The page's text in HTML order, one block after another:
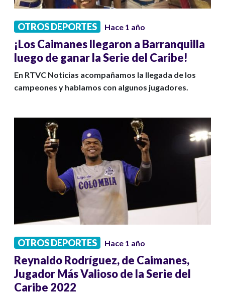
OTROS DEPORTES Hace 1 año
¡Los Caimanes llegaron a Barranquilla
luego de ganar la Serie del Caribe!
En RTVC Noticias acompañamos la llegada de los
campeones y hablamos con algunos jugadores.
OTROS DEPORTES Hace 1 año
Reynaldo Rodríguez, de Caimanes,
Jugador Más Valioso de la Serie del
Caribe 2022